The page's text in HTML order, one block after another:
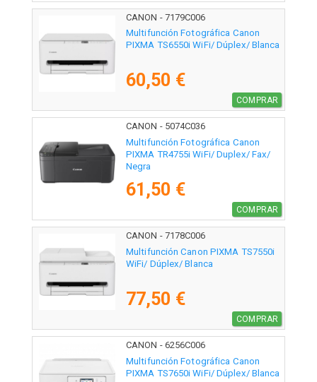
CANON - 7179C006
Multifunción Fotográfica Canon
PIXMA TS6550i WiFi/ Dúplex/ Blanca
60,50 €
COMPRAR
CANON - 5074C036
Multifunción Fotográfica Canon
PIXMA TR4755i WiFi/ Duplex/ Fax/
Negra
61,50 €
COMPRAR
CANON - 7178C006
Multifunción Canon PIXMA TS7550i
WiFi/ Dúplex/ Blanca
77,50 €
COMPRAR
CANON - 6256C006
Multifunción Fotográfica Canon
PIXMA TS7650i WiFi/ Dúplex/ Blanca